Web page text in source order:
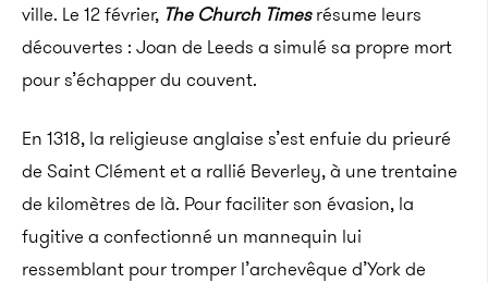
ville. Le 12 février, The Church Timesrésume leurs
découvertes : Joan de Leeds a simulé sa propre mort
pour s’échapper du couvent.
En 1318, la religieuse anglaise s’est enfuie du prieuré
de Saint Clément et a rallié Beverley, à une trentaine
de kilomètres de là. Pour faciliter son évasion, la
fugitive a confectionné un mannequin lui
ressemblant pour tromper l’archevêque d’York de